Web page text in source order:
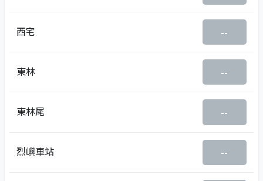
西宅 --
東林 --
東林尾 --
烈嶼車站 --